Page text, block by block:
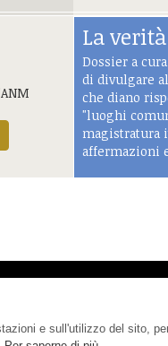
La
Dossier a
di divulgare
che diano
"luoghi
magistratura
affermazioni
e sull'utilizzo del sito,